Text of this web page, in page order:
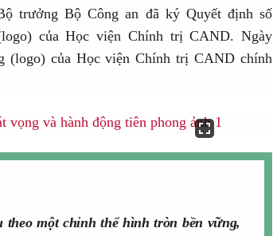
trưởng Bộ Công an đã ký Quyết định số
của Học viện Chính trị CAND. Ngày
(logo) của Học viện Chính trị CAND chính
một chỉnh thể hình tròn bền vững,